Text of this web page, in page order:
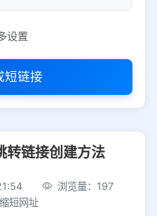
平台
设置
短链接
转链接创建方法
浏览量：197
短网址